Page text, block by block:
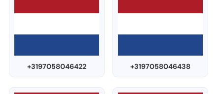
+3197058046422 +3197058046438